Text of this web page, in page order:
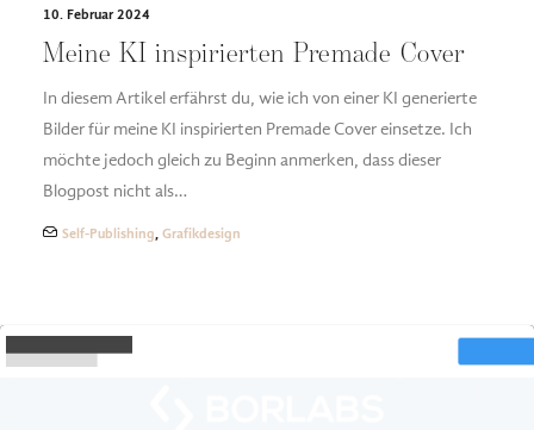
10. Februar 2024
Meine KI inspirierten Premade Cover
In diesem Artikel erfährst du, wie ich von einer KI generierte
Bilder für meine KI inspirierten Premade Cover einsetze. Ich
möchte jedoch gleich zu Beginn anmerken, dass dieser
Blogpost nicht als…
Self-Publishing, Grafikdesign